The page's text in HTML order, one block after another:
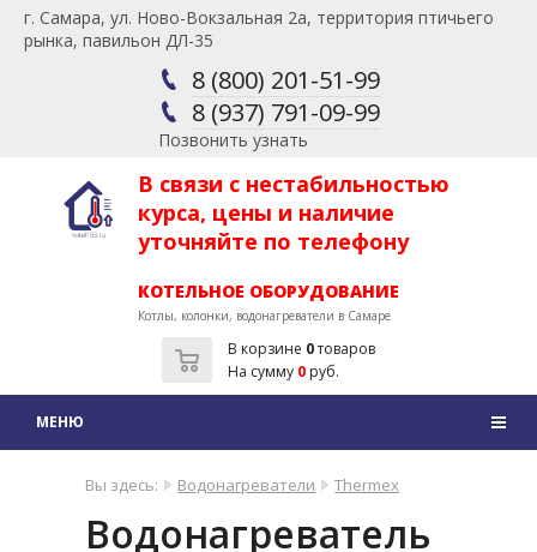
г. Самара, ул. Ново-Вокзальная 2а, территория птичьего
рынка, павильон ДЛ-35
8 (800) 201-51-99
8 (937) 791-09-99
Позвонить узнать
В связи с нестабильностью
курса, цены и наличие
уточняйте по телефону
КОТЕЛЬНОЕ ОБОРУДОВАНИЕ
Котлы, колонки, водонагреватели в Самаре
В корзине 0товаров
На сумму 0руб.
Вы здесь: Водонагреватели Thermex
Водонагреватель